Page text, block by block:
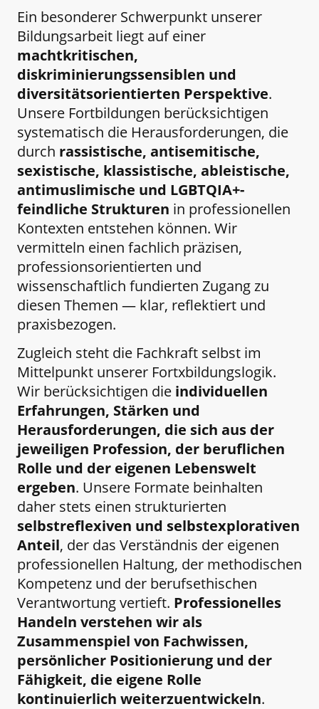
Ein besonderer Schwerpunkt unserer
Bildungsarbeit liegt auf einer
machtkritischen,
diskriminierungssensiblen und
diversitätsorientierten Perspektive.
Unsere Fortbildungen berücksichtigen
systematisch die Herausforderungen, die
durch rassistische, antisemitische,
sexistische, klassistische, ableistische,
antimuslimische und LGBTQIA+-
feindliche Strukturen in professionellen
Kontexten entstehen können. Wir
vermitteln einen fachlich präzisen,
professionsorientierten und
wissenschaftlich fundierten Zugang zu
diesen Themen — klar, reflektiert und
praxisbezogen.
Zugleich steht die Fachkraft selbst im
Mittelpunkt unserer Fortxbildungslogik.
Wir berücksichtigen die individuellen
Erfahrungen, Stärken und
Herausforderungen, die sich aus der
jeweiligen Profession, der beruflichen
Rolle und der eigenen Lebenswelt
ergeben. Unsere Formate beinhalten
daher stets einen strukturierten
selbstreflexiven und selbstexplorativen
Anteil, der das Verständnis der eigenen
professionellen Haltung, der methodischen
Kompetenz und der berufsethischen
Verantwortung vertieft. Professionelles
Handeln verstehen wir als
Zusammenspiel von Fachwissen,
persönlicher Positionierung und der
Fähigkeit, die eigene Rolle
kontinuierlich weiterzuentwickeln.